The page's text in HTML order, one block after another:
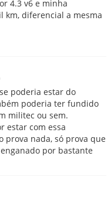
4.3 v6 e minha
km, diferencial a mesma
poderia estar do
poderia ter fundido
militec ou sem.
estar com essa
prova nada, só prova que
por bastante